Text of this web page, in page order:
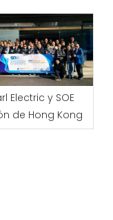
Electric y SOE
de Hong Kong